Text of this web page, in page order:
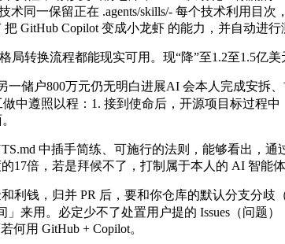
术同一保留正在 .agents/skills/- 每个技术利用
GitHub Copilot 变成小龙虾 的能力，并自动进行
转换流程都能现实可用。现“降”至1.2至1.5亿
户800万元仍无明白进展AI 会本人完成安拆
中遵照以程：1. 接到使命后，开源项目标过程中
中插手简练、可施行的法则，能够看出，通
17倍，若是拜候不了，打制属于本人的 AI 智能体
钱，归并 PR 后，要和你仓库的默认分支分歧
来用。必定少不了处置用户提的 Issues（问题
何用 GitHub + Copilot。